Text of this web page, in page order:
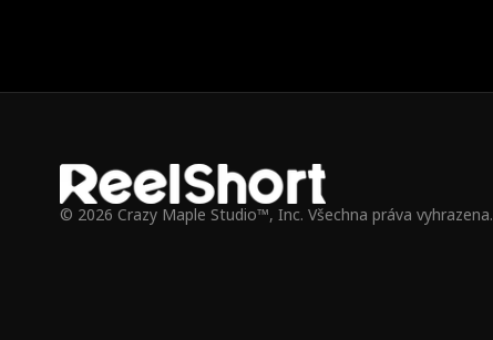
© 2026 Crazy Maple Studio™, Inc. Všechna práva vyhrazena.